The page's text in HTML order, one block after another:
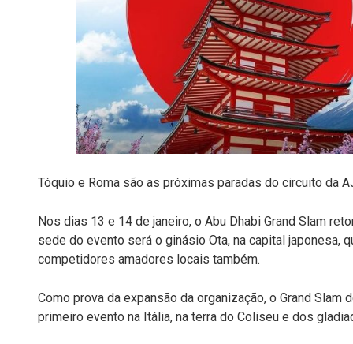
Tóquio e Roma são as próximas paradas do circuito da
Nos dias 13 e 14 de janeiro, o Abu Dhabi Grand Slam
sede do evento será o ginásio Ota, na capital japonesa,
competidores amadores locais também.
Como prova da expansão da organização, o Grand
primeiro evento na Itália, na terra do Coliseu e dos